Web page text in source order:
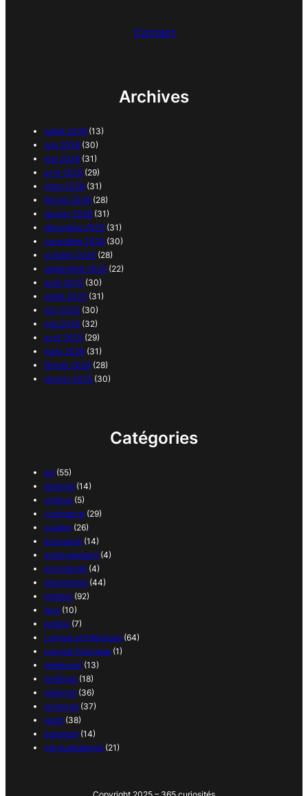
Contact
Archives
juillet 2026 (13)
juin 2026 (30)
mai 2026 (31)
avril 2026 (29)
mars 2026 (31)
février 2026 (28)
janvier 2026 (31)
décembre 2025 (31)
novembre 2025 (30)
octobre 2025 (28)
septembre 2025 (22)
août 2025 (30)
juillet 2025 (31)
juin 2025 (30)
mai 2025 (32)
avril 2025 (29)
mars 2025 (31)
février 2025 (28)
janvier 2025 (30)
Catégories
art (55)
biologie (14)
cinéma (5)
commerce (29)
cuisine (26)
économie (14)
enseignement (4)
étymologie (4)
géographie (44)
histoire (92)
jeux (10)
justice (7)
Langue et littérature (64)
Langue française (1)
médecine (13)
politique (18)
religions (36)
sciences (37)
sport (38)
transport (14)
vie quotidienne (21)